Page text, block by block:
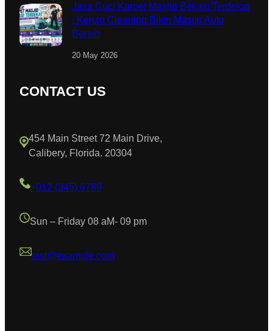
Jasa Cuci Karpet Masjid Bekasi Terdekat
| Kenzo Cleaning Bikin Masjid Auto
Bersih
20 May 2026
CONTACT US
454 Main Street 72 Main Drive,
Calibery, Florida. 20304
+012 (345) 6789
Sun – Friday 08 aM- 09 pm
test@example.com